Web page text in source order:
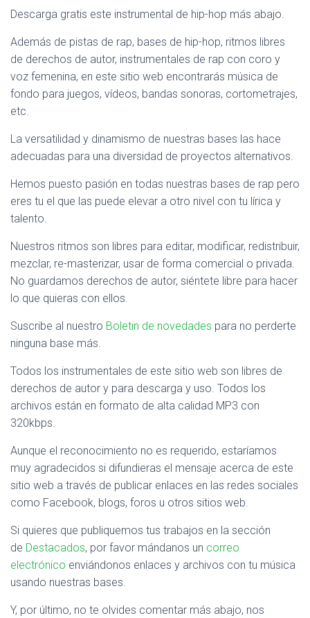
Descarga gratis este instrumental de hip-hop más abajo.
Además de pistas de rap, bases de hip-hop, ritmos libres
de derechos de autor, instrumentales de rap con coro y
voz femenina, en este sitio web encontrarás música de
fondo para juegos, vídeos, bandas sonoras, cortometrajes,
etc.
La versatilidad y dinamismo de nuestras bases las hace
adecuadas para una diversidad de proyectos alternativos.
Hemos puesto pasión en todas nuestras bases de rap pero
eres tu el que las puede elevar a otro nivel con tu lírica y
talento.
Nuestros ritmos son libres para editar, modificar, redistribuir,
mezclar, re-masterizar, usar de forma comercial o privada.
No guardamos derechos de autor, siéntete libre para hacer
lo que quieras con ellos.
Suscribe al nuestro Boletin de novedades para no perderte
ninguna base más.
Todos los instrumentales de este sitio web son libres de
derechos de autor y para descarga y uso. Todos los
archivos están en formato de alta calidad MP3 con
320kbps.
Aunque el reconocimiento no es requerido, estaríamos
muy agradecidos si difundieras el mensaje acerca de este
sitio web a través de publicar enlaces en las redes sociales
como Facebook, blogs, foros u otros sitios web.
Si quieres que publiquemos tus trabajos en la sección
de Destacados, por favor mándanos un correo
electrónico enviándonos enlaces y archivos con tu música
usando nuestras bases.
Y, por último, no te olvides comentar más abajo, nos